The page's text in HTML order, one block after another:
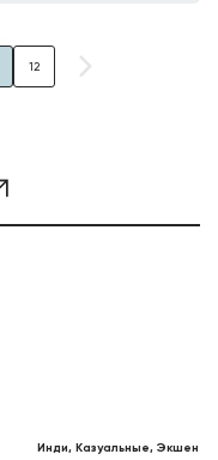
12
Инди, Казуальные, Экшен